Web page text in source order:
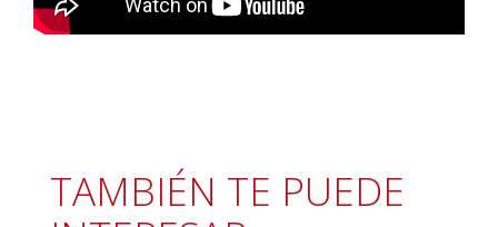
TAMBIÉN TE PUEDE